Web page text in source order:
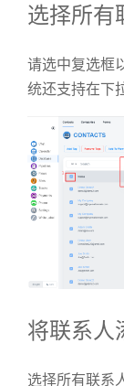
选择所有
请选中复选框
统还支持在下
将联系人
选择所有联系